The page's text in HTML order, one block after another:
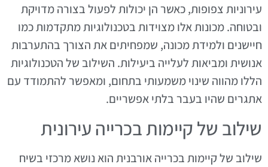
עירוניות צפופות, כאשר הן יכולות לפעול בצורה מדויקת
ובטוחה. מכונות אלו מצוידות בטכנולוגיות מתקדמות כמו
חיישנים ולמידת מכונה, שמפחיתים את הצורך בהתערבות
אנושית ומביאות לעלייה ביעילות. השילוב של הטכנולוגיות
הללו מהווה שינוי משמעותי בתחום, ומאפשר להתמודד עם
אתגרים שהיו בעבר בלתי אפשריים.
שילוב של קיימות בכרייה עירונית
שילוב של קיימות בכרייה אורבנית הוא נושא מרכזי בשיח